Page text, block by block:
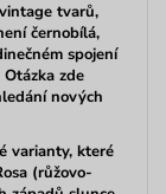
tvarů,
černobílá,
spojení
zde
nových
varianty, které
(růžovo-